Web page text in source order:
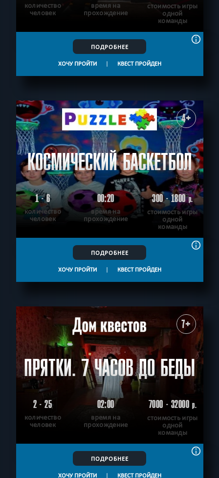
количество
человек
время на
прохождение
стоимость игры
одной
команды
ПОДРОБНЕЕ
ХОЧУ ПРОЙТИ | КВЕСТ ПРОЙДЕН
4+
КОСМИЧЕСКИЙ БАСКЕТБОЛ
1 - 6
количество
человек
00:20
время на
прохождение
300 - 1800р.
стоимость игры
одной
команды
ПОДРОБНЕЕ
ХОЧУ ПРОЙТИ | КВЕСТ ПРОЙДЕН
7+
ПРЯТКИ. 7 ЧАСОВ ДО БЕДЫ
2 - 25
количество
человек
02:00
время на
прохождение
7000 - 32000р.
стоимость игры
одной
команды
ПОДРОБНЕЕ
ХОЧУ ПРОЙТИ | КВЕСТ ПРОЙДЕН